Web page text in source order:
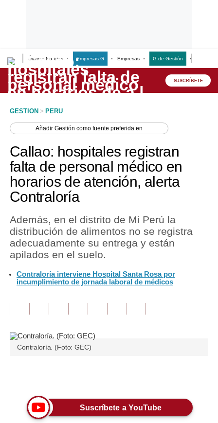
Últimas Noticias Empresas G Empresas G de Gestión
Lo último
Peru Quiosco
Economía
Mercados
Perú
Política
Tu Dinero
Finanzas Personales
Inmobiliarias
Opinión
Editorial
Pregunta de hoy
Lujo
SUSCRÍBETE
GESTION > PERU
AñadirGestión como fuente preferida en
Callao: hospitales registran
falta de personal médico en
horarios de atención, alerta
Contraloría
Además, en el distrito de Mi Perú la
distribución de alimentos no se registra
adecuadamente su entrega y están
apilados en el suelo.
Contraloría interviene Hospital Santa Rosa por
incumplimiento de jornada laboral de médicos
Contraloría. (Foto: GEC)
Suscríbete a YouTube